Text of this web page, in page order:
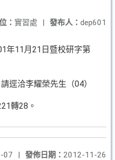
發布人： dep601
： 實習處 |
年11月21日暨校研字第
逕洽李耀榮先生（04）
轉28。
發佈日期： 2012-11-26
07
|